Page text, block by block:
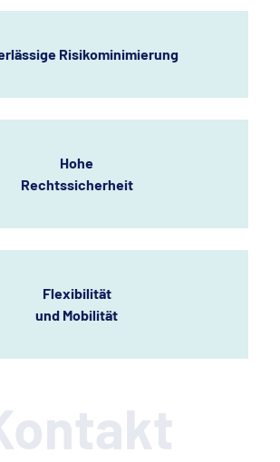
Risikominimierung
Hohe
Rechtssicherheit
Flexibilität
und Mobilität